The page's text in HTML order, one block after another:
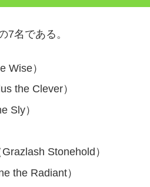
7名である。
Wise）
the Clever）
Sly）
Stonehold）
the Radiant）